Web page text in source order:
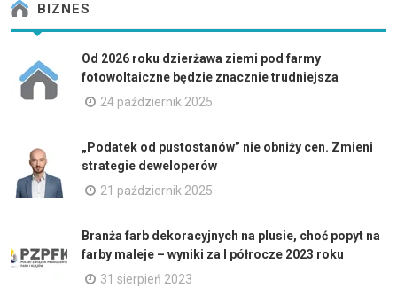
BIZNES
Od 2026 roku dzierżawa ziemi pod farmy
fotowoltaiczne będzie znacznie trudniejsza
24 październik 2025
„Podatek od pustostanów” nie obniży cen. Zmieni
strategie deweloperów
21 październik 2025
Branża farb dekoracyjnych na plusie, choć popyt na
farby maleje – wyniki za I półrocze 2023 roku
31 sierpień 2023